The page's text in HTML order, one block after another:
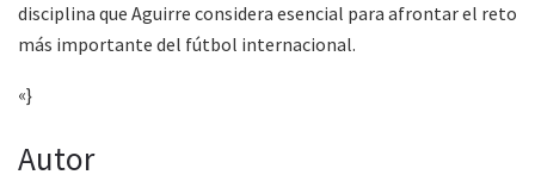
disciplina que Aguirre considera esencial para afrontar el reto
más importante del fútbol internacional.
«}
Autor